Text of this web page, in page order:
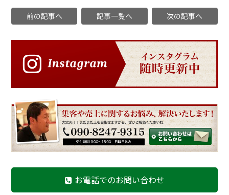
前の記事へ 記事一覧へ 次の記事へ
お電話でのお問い合わせ